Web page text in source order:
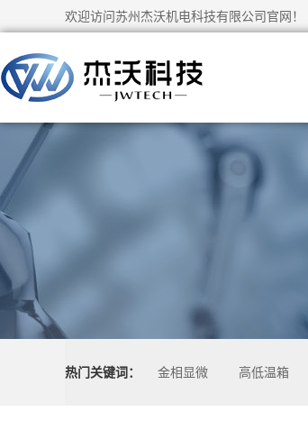
欢迎访问苏州杰沃机电科技有限公司官网！
热门关键词： 金相显微 高低温箱